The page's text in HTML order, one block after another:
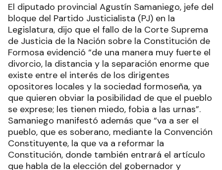
El diputado provincial Agustín Samaniego, jefe del
bloque del Partido Justicialista (PJ) en la
Legislatura, dijo que el fallo de la Corte Suprema
de Justicia de la Nación sobre la Constitución de
Formosa evidenció “de una manera muy fuerte el
divorcio, la distancia y la separación enorme que
existe entre el interés de los dirigentes
opositores locales y la sociedad formoseña, ya
que quieren obviar la posibilidad de que el pueblo
se exprese; les tienen miedo, fobia a las urnas”.
Samaniego manifestó además que “va a ser el
pueblo, que es soberano, mediante la Convención
Constituyente, la que va a reformar la
Constitución, donde también entrará el artículo
que habla de la elección del gobernador y